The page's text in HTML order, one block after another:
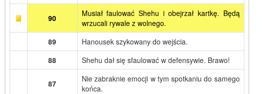
90
Musiał faulować Shehu i obejrzał kartkę. Będą
wrzucali rywale z wolnego.
89
Hanousek szykowany do wejścia.
88
Shehu dał się sfaulować w defensywie. Brawo!
87
Nie zabraknie emocji w tym spotkaniu do samego
końca.